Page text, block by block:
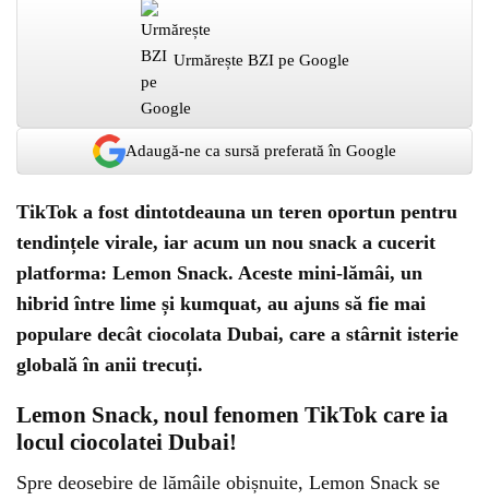
Urmărește BZI pe Google
Adaugă-ne ca sursă preferată în Google
TikTok a fost dintotdeauna un teren oportun pentru
tendințele virale, iar acum un nou snack a cucerit
platforma: Lemon Snack. Aceste mini-lămâi, un
hibrid între lime și kumquat, au ajuns să fie mai
populare decât ciocolata Dubai, care a stârnit isterie
globală în anii trecuți.
Lemon Snack, noul fenomen TikTok care ia
locul ciocolatei Dubai!
Spre deosebire de lămâile obișnuite, Lemon Snack se